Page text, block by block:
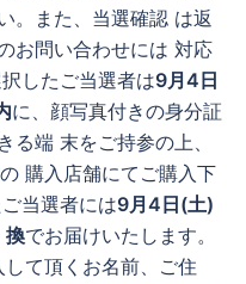
。また、当選確認 は返
お問い合わせには 対応
したご当選者は9月4日
に、顔写真付きの身分証
る端 末をご持参の上、
購入店舗にてご購入下
当選者には9月4日(土)
換でお届けいたします。
て頂くお名前、ご住